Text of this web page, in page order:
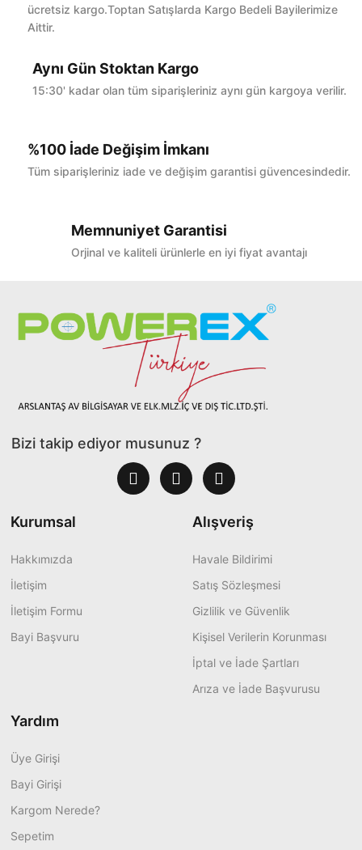
ücretsiz kargo.Toptan Satışlarda Kargo Bedeli Bayilerimize
Aittir.
Aynı Gün Stoktan Kargo
15:30' kadar olan tüm siparişleriniz aynı gün kargoya verilir.
%100 İade Değişim İmkanı
Tüm siparişleriniz iade ve değişim garantisi güvencesindedir.
Memnuniyet Garantisi
Orjinal ve kaliteli ürünlerle en iyi fiyat avantajı
Bizi takip ediyor musunuz ?
Kurumsal
Hakkımızda
İletişim
İletişim Formu
Bayi Başvuru
Alışveriş
Havale Bildirimi
Satış Sözleşmesi
Gizlilik ve Güvenlik
Kişisel Verilerin Korunması
İptal ve İade Şartları
Arıza ve İade Başvurusu
Yardım
Üye Girişi
Bayi Girişi
Kargom Nerede?
Sepetim